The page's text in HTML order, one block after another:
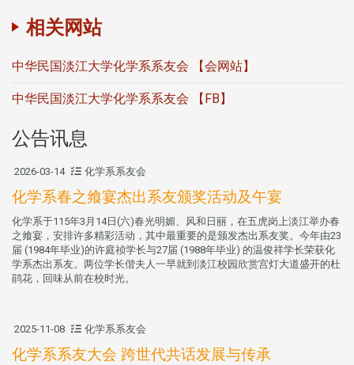
相关网站
中华民国淡江大学化学系系友会 【会网站】
中华民国淡江大学化学系系友会 【FB】
公告讯息
2026-03-14 化学系系友会
化学系春之飨宴杰出系友颁奖活动及午宴
化学系于115年3月14日(六)春光明媚、风和日丽，在五虎岗上淡江举办春
之飨宴，安排许多精彩活动，其中最重要的是颁发杰出系友奖。今年由23
届 (1984年毕业)的许庭祯学长与27届 (1988年毕业) 的温俊祥学长荣获化
学系杰出系友。两位学长偕夫人一早就到淡江校园欣赏宫灯大道盛开的杜
鹃花，回味从前在校时光。
2025-11-08 化学系系友会
化学系系友大会 跨世代共话发展与传承